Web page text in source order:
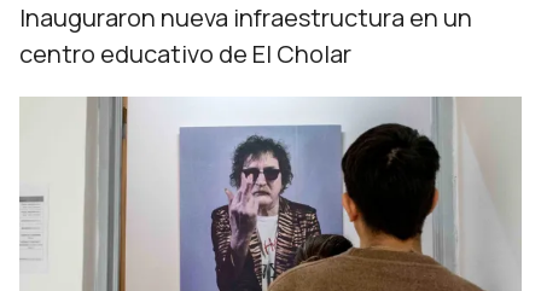
Inauguraron nueva infraestructura en un
centro educativo de El Cholar